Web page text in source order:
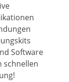
Software
schnellen